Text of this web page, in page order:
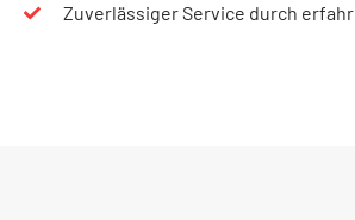
Zuverlässiger Service durch